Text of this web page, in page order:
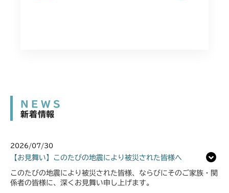
NEWS
新着情報
2026/07/30
【お見舞い】このたびの地震により被災された皆様へ
このたびの地震により被災された皆様、ならびにそのご家族・関
係者の皆様に、深くお見舞い申し上げます。